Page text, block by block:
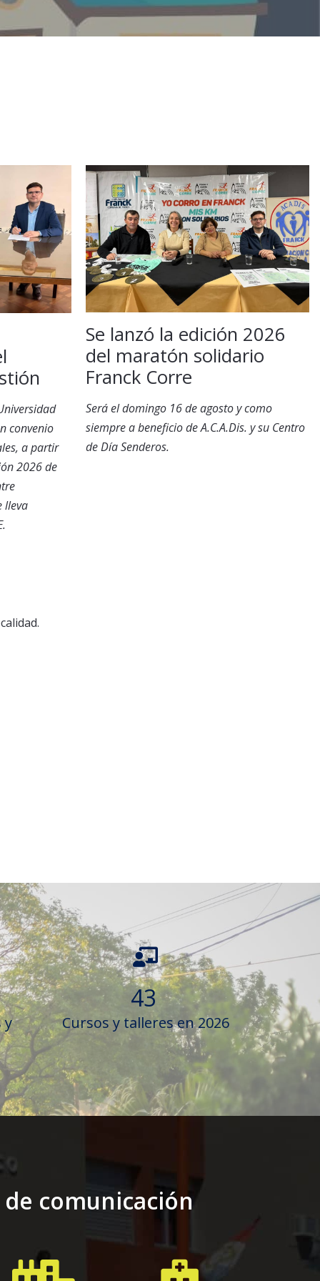
convenio
a partir
2026 de
lleva
Se lanzó la edición 2026
del maratón solidario
Franck Corre
Será el domingo 16 de agosto y como
siempre a beneficio de A.C.A.Dis. y su Centro
de Día Senderos.
y
43
Cursos y talleres en 2026
comunicación